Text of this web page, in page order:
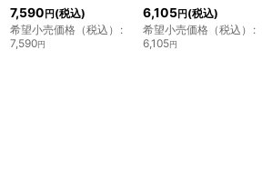
7,590 円 (税込)
希望小売価格（税込） :
7,590円
6,105円(税込)
希望小売価格（税込） :
6,105円